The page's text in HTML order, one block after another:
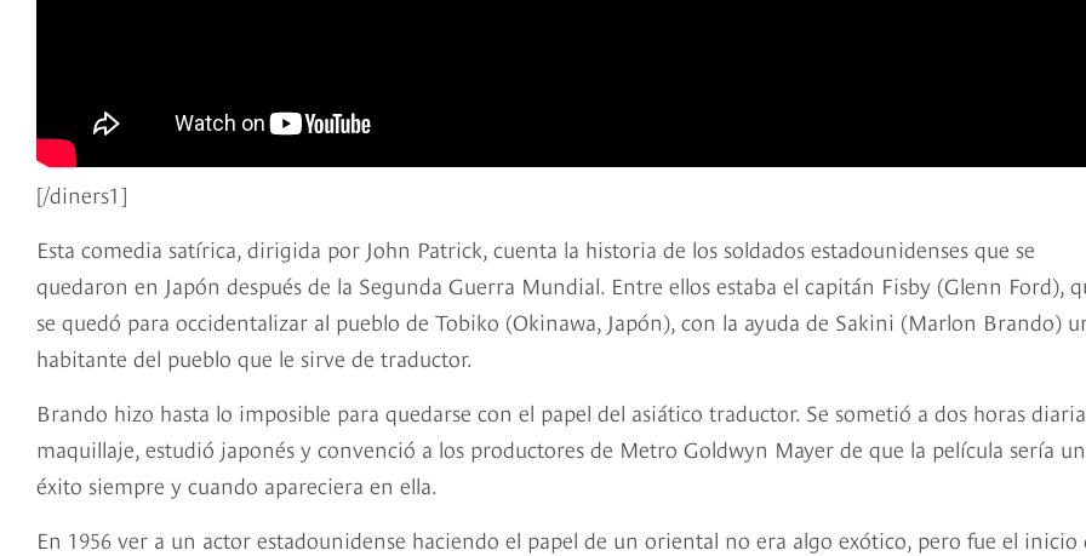
[/diners1]
Esta comedia satírica, dirigida por John Patrick, cuenta la historia de los soldados estadounidenses que se
quedaron en Japón después de la Segunda Guerra Mundial. Entre ellos estaba el capitán Fisby (Glenn Ford),
se quedó para occidentalizar al pueblo de Tobiko (Okinawa, Japón), con la ayuda de Sakini (Marlon Brando)
habitante del pueblo que le sirve de traductor.
Brando hizo hasta lo imposible para quedarse con el papel del asiático traductor. Se sometió a dos horas
maquillaje, estudió japonés y convenció a los productores de Metro Goldwyn Mayer de que la película sería un
éxito siempre y cuando apareciera en ella.
En 1956 ver a un actor estadounidense haciendo el papel de un oriental no era algo exótico, pero fue el inicio